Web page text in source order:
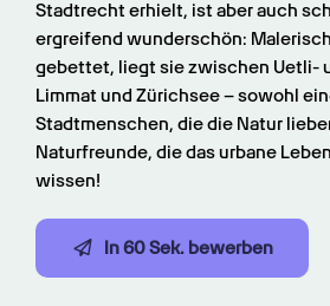
Stadtrecht erhielt, ist aber auch
ergreifend wunderschön:
gebettet, liegt sie zwischen Uetli-
Limmat und Zürichsee – sowohl
Stadtmenschen, die die Natur
Naturfreunde, die das urbane
wissen!
In 60 Sek. bewerben